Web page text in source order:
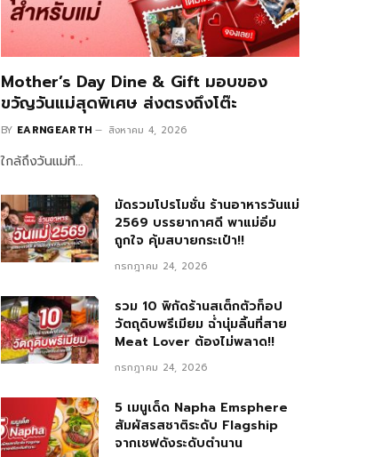
Mother’s Day Dine & Gift มอบของ
ขวัญวันแม่สุดพิเศษ ส่งตรงถึงโต๊ะ
BY EARNGEARTH สิงหาคม 4, 2026
ใกล้ถึงวันแม่ที…
มัดรวมโปรโมชั่น ร้านอาหารวันแม่
2569 บรรยากาศดี พาแม่อิ่ม
ถูกใจ คุ้มสบายกระเป๋า!!
กรกฎาคม 24, 2026
รวม 10 พิกัดร้านสเต็กตัวท็อป
วัตถุดิบพรีเมียม ฉ่ำนุ่มลิ้นที่สาย
Meat Lover ต้องไม่พลาด!!
กรกฎาคม 24, 2026
5 เมนูเด็ด Napha Emsphere
สัมผัสรสชาติระดับ Flagship
จากเชฟดังระดับตำนาน